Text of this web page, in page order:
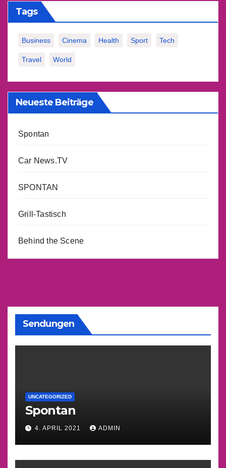
Tags
Business Cinema Health Sport Tech
Travel World
Neueste Beiträge
Spontan
Car News.TV
SPONTAN
Grill-Tastisch
Behind the Scene
Sendungen
UNCATEGORIZED
Spontan
4. APRIL 2021 ADMIN